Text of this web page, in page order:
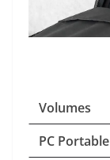
Volumes
PC Portable